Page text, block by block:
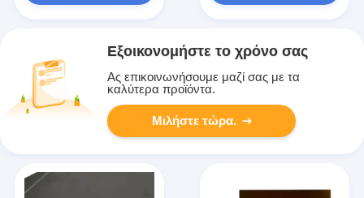
Εξοικονομήστε το χρόνο σας
Ας επικοινωνήσουμε μαζί σας με τα
καλύτερα προϊόντα.
Μιλήστε τώρα.